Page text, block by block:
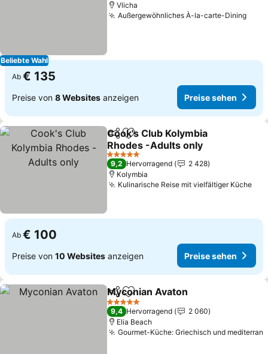
Beliebte Wahl
Vlicha
Außergewöhnliches À-la-carte-Dining
Ab € 135
Preise von 8 Websites anzeigen Preise sehen
TeilenZu Favoriten hinzufügen
Cook's Club Kolymbia
Rhodes -Adults only
Preise sehen
5 Sterne
9,2 Hervorragend
2 428
Kolymbia
Kulinarische Reise mit vielfältiger Küche
Ab € 100
Preise von 10 Websites anzeigen Preise sehen
TeilenZu Favoriten hinzufügen
Myconian Avaton
5 Sterne
9,4 Hervorragend
2 060
Elia Beach
Gourmet-Küche: Griechisch und mediterran